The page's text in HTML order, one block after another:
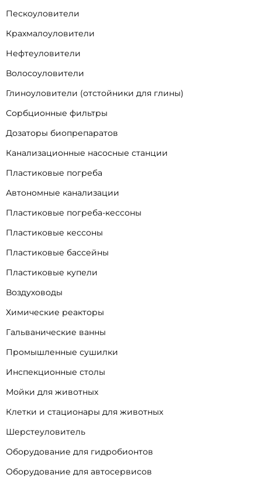
Пескоуловители
Крахмалоуловители
Нефтеуловители
Волосоуловители
Глиноуловители (отстойники для глины)
Сорбционные фильтры
Дозаторы биопрепаратов
Канализационные насосные станции
Пластиковые погреба
Автономные канализации
Пластиковые погреба-кессоны
Пластиковые кессоны
Пластиковые бассейны
Пластиковые купели
Воздуховоды
Химические реакторы
Гальванические ванны
Промышленные сушилки
Инспекционные столы
Мойки для животных
Клетки и стационары для животных
Шерстеуловитель
Оборудование для гидробионтов
Оборудование для автосервисов